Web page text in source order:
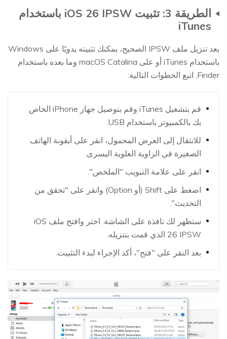
الطريقة 3: تثبيت iOS 26 IPSW باستخدام
iTunes
بعد تنزيل ملف IPSW الصحيح، يمكنك تثبيته يدويًا على Windows
باستخدام iTunes أو على macOS Catalina وما بعده باستخدام
Finder. اتبع الخطوات التالية:
قم بتشغيل iTunes وقم بتوصيل جهاز iPhone الخاص
بك بالكمبيوتر باستخدام USB.
للانتقال إلى العرض المحمول، انقر على أيقونة الهاتف
الصغيرة في الزاوية العلوية اليسرى.
انقر على علامة التبويب "الملخص".
اضغط على Shift (أو Option) وانقر على "تحقق من
التحديث".
ستظهر لك نافذة على الشاشة. اختر وافتح ملف iOS
26 IPSW الذي قمت بتنزيله.
بعد النقر على "فتح"، أكد الإجراء لبدء التثبيت.